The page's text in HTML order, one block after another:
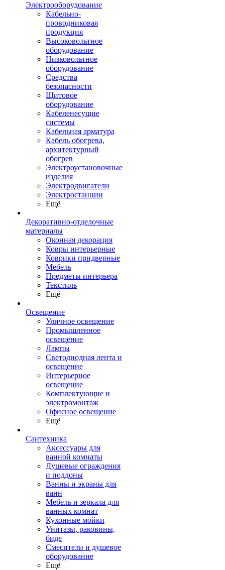
Электрооборудование
Кабельно-
проводниковая
продукция
Высоковольтное
оборудование
Низковольтное
оборудование
Средства
безопасности
Щитовое
оборудование
Кабеленесущие
системы
Кабельная арматура
Кабель обогрева,
архитектурный
обогрев
Электроустановочные
изделия
Электродвигатели
Электростанции
Ещё
Декоративно-отделочные
материалы
Оконная декорация
Ковры интерьерные
Коврики придверные
Мебель
Предметы интерьера
Текстиль
Ещё
Освещение
Уличное освещение
Промышленное
освещение
Лампы
Светодиодная лента и
освещение
Интерьерное
освещение
Комплектующие и
электромонтаж
Офисное освещение
Ещё
Сантехника
Аксессуары для
ванной комнаты
Душевые ограждения
и поддоны
Ванны и экраны для
ванн
Мебель и зеркала для
ванных комнат
Кухонные мойки
Унитазы, раковины,
биде
Смесители и душевое
оборудование
Ещё